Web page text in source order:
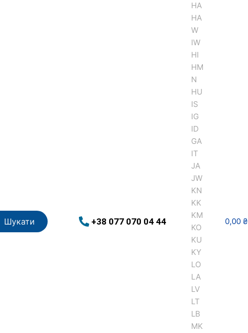
Шукати +38 077 070 04 44
HA
HA
W
IW
HI
HM
N
HU
IS
IG
ID
GA
IT
JA
JW
KN
KK
KM
KO
KU
KY
LO
LA
LV
LT
LB
MK
0,00₴